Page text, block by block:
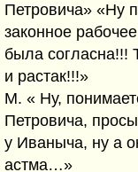
Петровича» «Ну
законное
была согласна!!!
и растак!!!»
М. « Ну,
Петровича,
у Иваныча, ну а
астма…»